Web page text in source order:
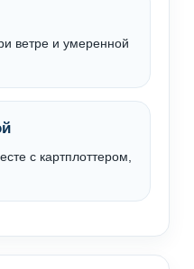
ветре и умеренной
с картплоттером,